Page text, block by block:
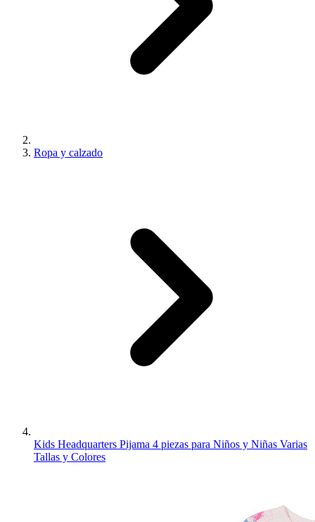
Ropa y calzado
Kids Headquarters Pijama 4 piezas para Niños y Niñas Varias
Tallas y Colores